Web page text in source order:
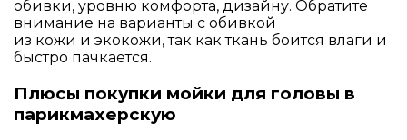
обивки, уровню комфорта, дизайну. Обратите
внимание на варианты с обивкой
из кожи и экокожи, так как ткань боится влаги и
быстро пачкается.
Плюсы покупки мойки для головы в
парикмахерскую